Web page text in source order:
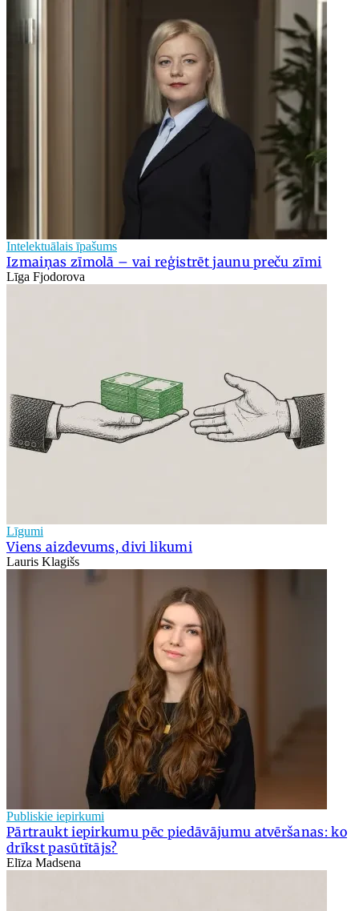
Intelektuālais īpašums
Izmaiņas zīmolā – vai reģistrēt jaunu preču zīmi
Līga Fjodorova
Līgumi
Viens aizdevums, divi likumi
Lauris Klagišs
Publiskie iepirkumi
Pārtraukt iepirkumu pēc piedāvājumu atvēršanas: ko
drīkst pasūtītājs?
Elīza Madsena